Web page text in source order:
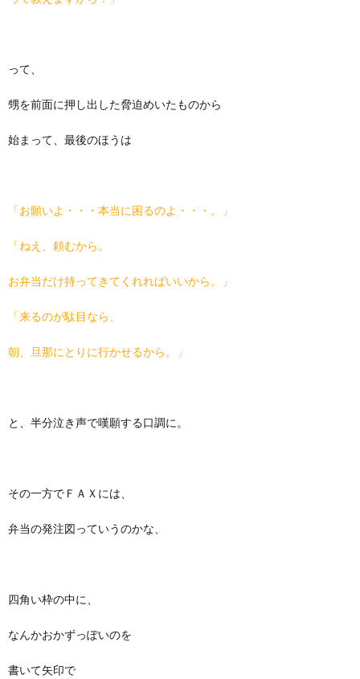
って、
甥を前面に押し出した脅迫めいたものから
始まって、最後のほうは
「お願いよ・・・本当に困るのよ・・・。」
「ねえ、頼むから。
お弁当だけ持ってきてくれればいいから。」
「来るのが駄目なら、
朝、旦那にとりに行かせるから。」
と、半分泣き声で嘆願する口調に。
その一方でＦＡＸには、
弁当の発注図っていうのかな、
四角い枠の中に、
なんかおかずっぽいのを
書いて矢印で